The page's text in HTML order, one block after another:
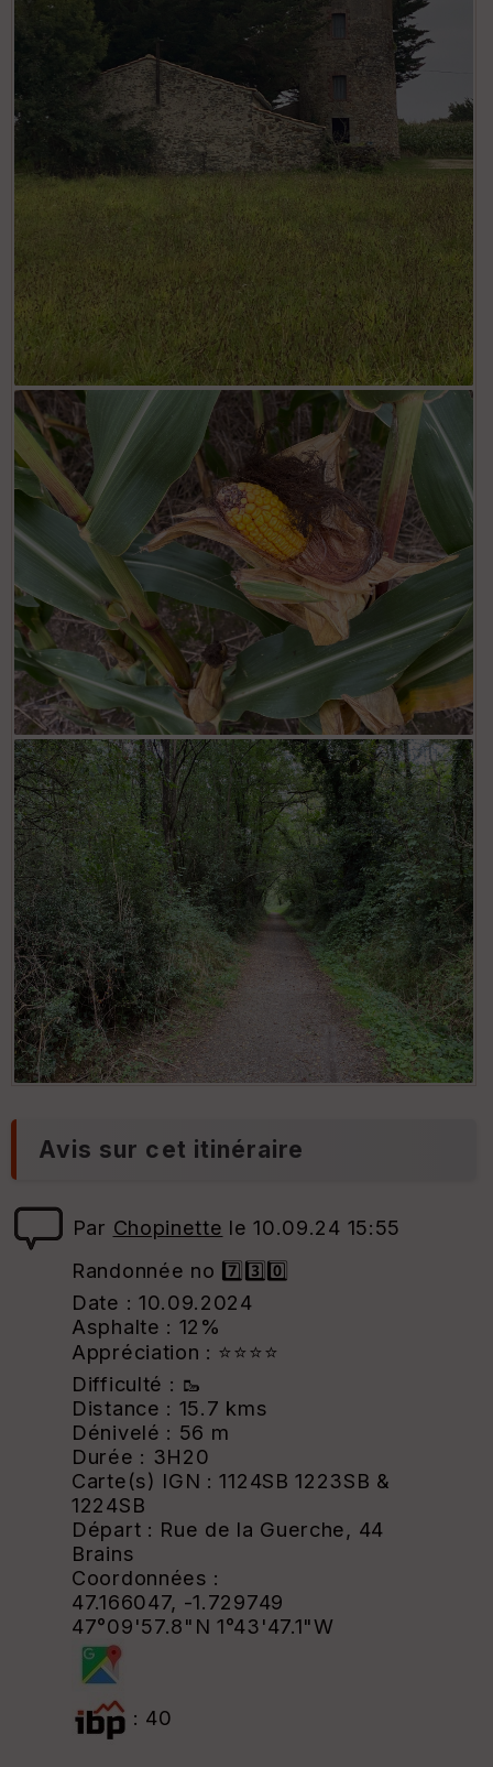
Avis sur cet itinéraire
Par Chopinette le 10.09.24 15:55
Randonnée no 7️⃣3️⃣0️⃣
Date : 10.09.2024
Asphalte : 12%
Appréciation : ⭐⭐⭐⭐
Difficulté : 🥾
Distance : 15.7 kms
Dénivelé : 56 m
Durée : 3H20
Carte(s) IGN : 1124SB 1223SB &
1224SB
Départ : Rue de la Guerche, 44
Brains
Coordonnées :
47.166047, -1.729749
47°09'57.8"N 1°43'47.1"W
: 40